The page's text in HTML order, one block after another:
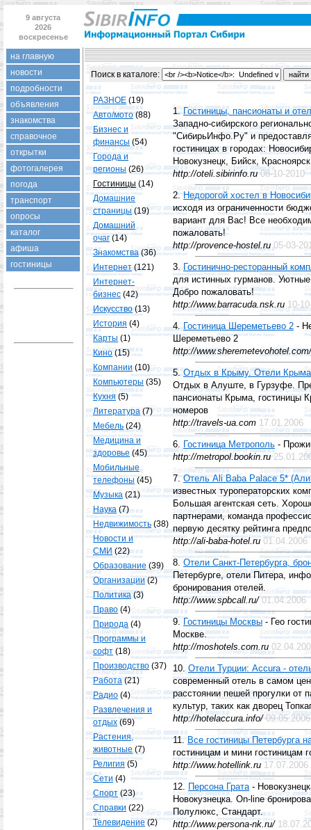
9 августа
2026
воскресенье
на главную
новости
подробности
объявления
знакомства
справочное
открытки
фотогалерея
погода
транспорт
опросы
каталог
афиша
гостиницы
Поиск в каталогe:
РАЗНОЕ (19)
Авто/мото(88)
Бизнес и
финансы (54)
Города и
регионы (26)
Гостиницы (14)
Домашние
страницы(19)
Домашний
очаг (14)
Знакомства(36)
Интернет(121)
Интернет-
бизнес (42)
Искусство(13)
История (4)
Карты (1)
Кино(15)
Компании (10)
Компьютеры (35)
Кухня(5)
Литература (7)
Мебель (24)
Медицина и
здоровье (45)
Мобильные
телефоны(45)
Музыка (21)
Наука (7)
Недвижимость (38)
Новости и
СМИ(22)
Образование (39)
Организации(2)
Политика(3)
Право (4)
Природа (4)
Программы и
софт (18)
Производство (37)
Работа(21)
Радио (4)
Развлечения и
отдых (69)
Растения,
животные(7)
Религия (5)
Сети (4)
Спорт(23)
Справки (22)
Телевидение(2)
1.Гостиницы, пансионаты и
Западно-сибирского
"СибирьИнфо.Ру" и
гостиницах в городах:
Новокузнецк, Бийск,
http://oteli.sibirinfo.ru 08-10-2010
2.Недорогой хостел в
исходя из ограниченности
вариант для Вас! Все
пожаловать!
http://provence-hostel.ru 05-03-
3.
Гостинично-ресторанный
для истинных гурманов.
Добро пожаловать!
http://www.barracuda.nsk.ru 10-
4. Гостиница Шереметьево 2 -
Шереметьево 2
http://www.sheremetevohotel.com/
5.Отдых в Крыму. Отели
Отдых в Алуште, в Гурзуфе.
пансионаты Крыма, гостиницы
номеров
http://travels-ua.com 17.01.2006
6. Гостиница Метрополь -
http://metropol.bookin.ru
7.Отель Ali Baba Palace 5*
известных туроператорских
Большая агентская сеть.
партнерами, команда
первую десятку рейтинга
http://ali-baba-hotel.ru 01.04.2006
8. Отели Санкт-Петербурга,
Петербурге, отели Питера,
бронирования отелей.
http://www.spbcall.ru/ 01.04.2006
9. Гостиницы Москвы - Гео
Москве.
http://moshotels.com.ru
10. Отели Турции: Accura -
современный отель в самом
расстоянии пешей прогулки от
культур, таких как дворец
http://hotelaccura.info/ 09.05.2006
11. Все гостиницы Петербурга
гостиницам и мини гостиницам
http://www.hotellink.ru 17.07.2006
12. Персона Грата-
Новокузнецка. On-line
Полулюкс, Стандарт.
http://www.persona-nk.ru/